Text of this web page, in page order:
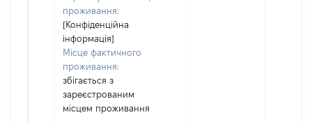
проживання:
[Конфіденційна
інформація]
Місце фактичного
проживання:
збігається з
зареєстрованим
місцем проживання